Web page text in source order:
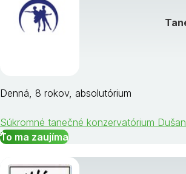
Denná, 8 rokov, absolutórium
Súkromné tanečné konzervatórium
To ma zaujíma